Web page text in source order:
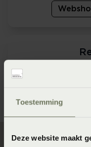
Toestemming
Deze website maakt